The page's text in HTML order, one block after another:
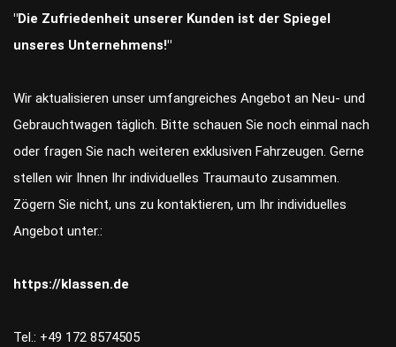
"Die Zufriedenheit unserer Kunden ist der Spiegel
unseres Unternehmens!"
Wir aktualisieren unser umfangreiches Angebot an Neu- und
Gebrauchtwagen täglich. Bitte schauen Sie noch einmal nach
oder fragen Sie nach weiteren exklusiven Fahrzeugen. Gerne
stellen wir Ihnen Ihr individuelles Traumauto zusammen.
Zögern Sie nicht, uns zu kontaktieren, um Ihr individuelles
Angebot unter.:
https://klassen.de
Tel.: +49 172 8574505